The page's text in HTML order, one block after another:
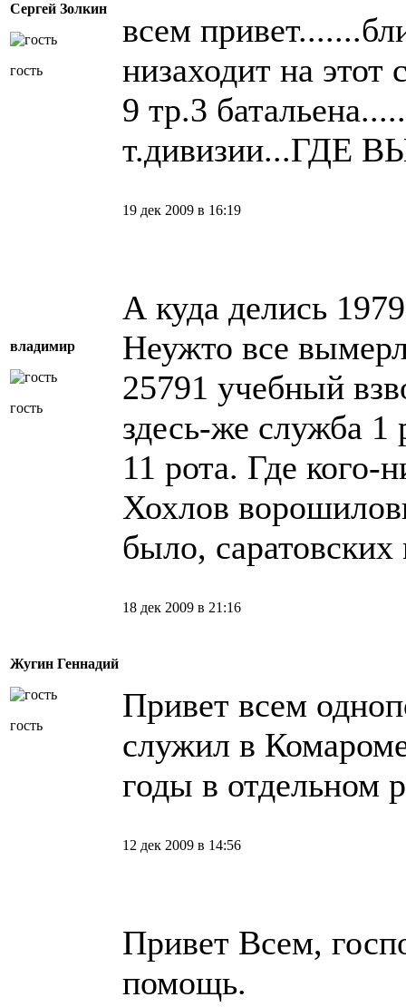
Сергей Золкин
гость
всем
низаходит на этот
9 тр.3
т.дивизии...ГДЕ
владимир
гость
19 дек 2009 в 16:19
А куда делись
Неужто все
25791 учебный
здесь-же служба 1
11 рота. Где кого-
Хохлов
было,
Жугин Геннадий
гость
18 дек 2009 в 21:16
Привет всем
служил в
годы в отдельном
12 дек 2009 в 14:56
Привет Всем,
помощь.